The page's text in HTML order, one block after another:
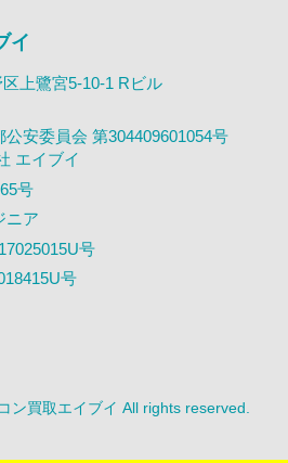
イ
上鷺宮5-10-1 Rビル
安委員会 第304409601054号
エイブイ
号
ニア
号
号
ン買取エイブイ All rights reserved.